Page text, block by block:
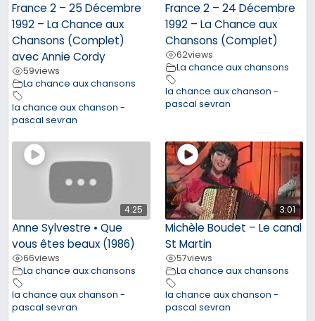
France 2 – 25 Décembre
1992 – La Chance aux
Chansons (Complet)
avec Annie Cordy
59views
La chance aux chansons
la chance aux chanson -
pascal sevran
France 2 – 24 Décembre
1992 – La Chance aux
Chansons (Complet)
62views
La chance aux chansons
la chance aux chanson -
pascal sevran
4:25
Anne Sylvestre • Que
vous êtes beaux (1986)
66views
La chance aux chansons
la chance aux chanson -
pascal sevran
3:01
Michèle Boudet – Le canal
St Martin
57views
La chance aux chansons
la chance aux chanson -
pascal sevran